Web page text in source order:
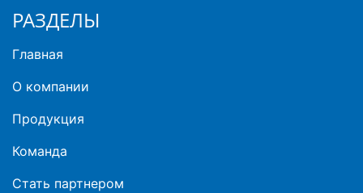
РАЗДЕЛЫ
Главная
О компании
Продукция
Команда
Стать партнером